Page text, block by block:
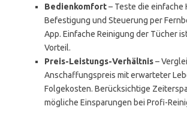
Bedienkomfort– Teste die einfache
Befestigung und Steuerung per
App. Einfache Reinigung der Tücher
Vorteil.
Preis-Leistungs-Verhältnis–
Anschaffungspreis mit erwarteter
Folgekosten. Berücksichtige
mögliche Einsparungen bei Profi-